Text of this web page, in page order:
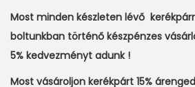
Most minden készleten lévő
boltunkban történő készpénzes
5% kedvezményt adunk !
Most vásároljon kerékpárt 15%